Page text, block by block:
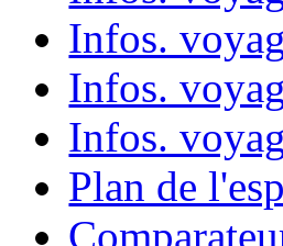
Infos.
Infos.
Infos.
Plan de